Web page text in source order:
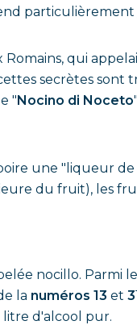
particulièrement
qui
secrètes sont
"Nocino di Noceto
une "liqueur
du fruit), les
nocillo. Parmi
la numéros 13 et 3
litre d'alcool pur.